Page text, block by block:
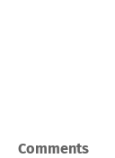
Comments